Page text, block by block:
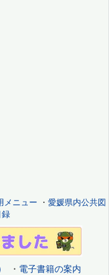
メニュー ・ 愛媛県内公共図
・ 電子書籍の案内